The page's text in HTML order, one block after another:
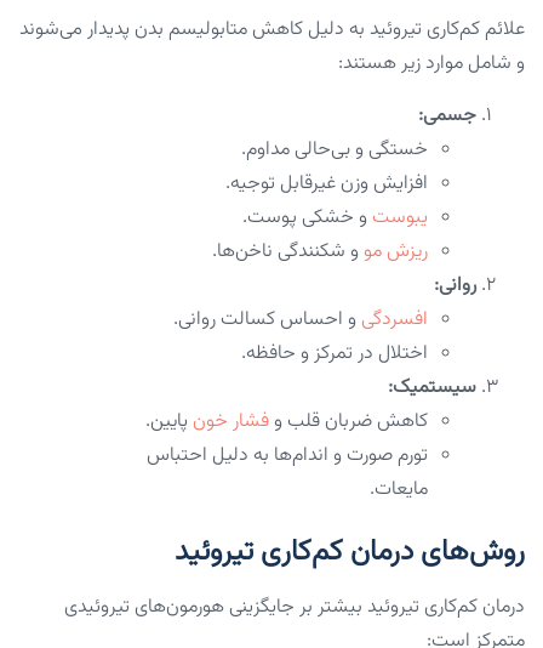
علائم کم‌کاری تیروئید به دلیل کاهش متابولیسم بدن پدیدار می‌شوند
و شامل موارد زیر هستند:
جسمی:
خستگی و بی‌حالی مداوم.
افزایش وزن غیرقابل توجیه.
یبوست و خشکی پوست.
ریزش مو و شکنندگی ناخن‌ها.
روانی:
افسردگی و احساس کسالت روانی.
اختلال در تمرکز و حافظه.
سیستمیک:
کاهش ضربان قلب و فشار خون پایین.
تورم صورت و اندام‌ها به دلیل احتباس
مایعات.
روش‌های درمان کم‌کاری تیروئید
درمان کم‌کاری تیروئید بیشتر بر جایگزینی هورمون‌های تیروئیدی
متمرکز است: